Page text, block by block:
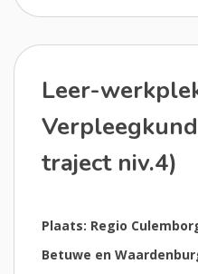
Leer-
traject niv.4)
Plaats: Regio
Betuwe en